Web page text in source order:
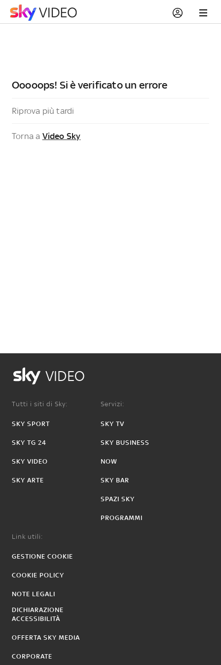
Ooooops! Si è verificato un errore
Riprova più tardi
Torna a Video Sky
VIDEO
Tutti i siti di Sky:
SKY SPORT
SKY TG 24
SKY VIDEO
SKY ARTE
Servizi:
SKY TV
SKY BUSINESS
NOW
SKY BAR
SPAZI SKY
PROGRAMMI
Link utili:
GESTIONE COOKIE
COOKIE POLICY
NOTE LEGALI
DICHIARAZIONE
ACCESSIBILITÀ
OFFERTA SKY MEDIA
CORPORATE